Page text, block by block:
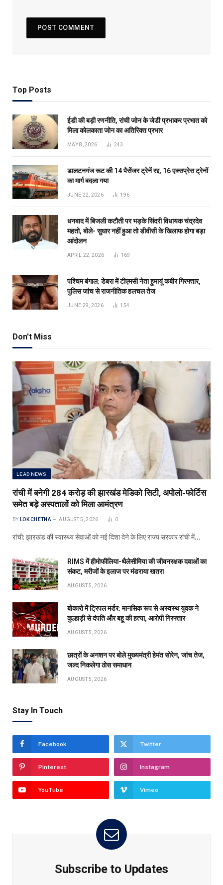
Top Posts
ईडी की बड़ी रणनीति, रांची जोन के जेडी प्रभाकर प्रभात को
मिला कोलकाता जोन का अतिरिक्त प्रभार
MAY 8, 2026 243
डालटनगंज रूट की 14 पैसेंजर ट्रेनें रद्द, 16 एक्सप्रेस ट्रेनों
का मार्ग बदला गया
JUNE 22, 2026 196
धनबाद में बिजली कटौती पर भड़के सिंदरी विधायक चंद्रदेव
महतो, बोले- सुधार नहीं हुआ तो डीवीसी के खिलाफ होगा बड़ा
आंदोलन
APRIL 22, 2026 169
पश्चिम बंगाल: डेबरा में टीएमसी नेता हुमायूं कबीर गिरफ्तार,
पुलिस जांच से राजनीतिक हलचल तेज
JUNE 29, 2026 154
Don't Miss
LEAD NEWS
रांची में बनेगी 284 करोड़ की झारखंड मेडिको सिटी, अपोलो-फोर्टिस
समेत बड़े अस्पतालों को मिला आमंत्रण
BY LOK CHETNA AUGUST 5, 2026 0
रांची: झारखंड की स्वास्थ्य सेवाओं को नई दिशा देने के लिए राज्य सरकार रांची में…
RIMS में हीमोफीलिया-थैलेसीमिया की जीवनरक्षक दवाओं का
संकट, मरीजों के इलाज पर मंडराया खतरा
AUGUST 5, 2026
बोकारो में ट्रिपल मर्डर: मानसिक रूप से अस्वस्थ युवक ने
कुल्हाड़ी से दंपति और बहू की हत्या, आरोपी गिरफ्तार
AUGUST 5, 2026
छात्रों के अनशन पर बोले मुख्यमंत्री हेमंत सोरेन, जांच तेज,
जल्द निकलेगा ठोस समाधान
AUGUST 5, 2026
Stay In Touch
Facebook Twitter
Pinterest Instagram
YouTube Vimeo
Subscribe to Updates